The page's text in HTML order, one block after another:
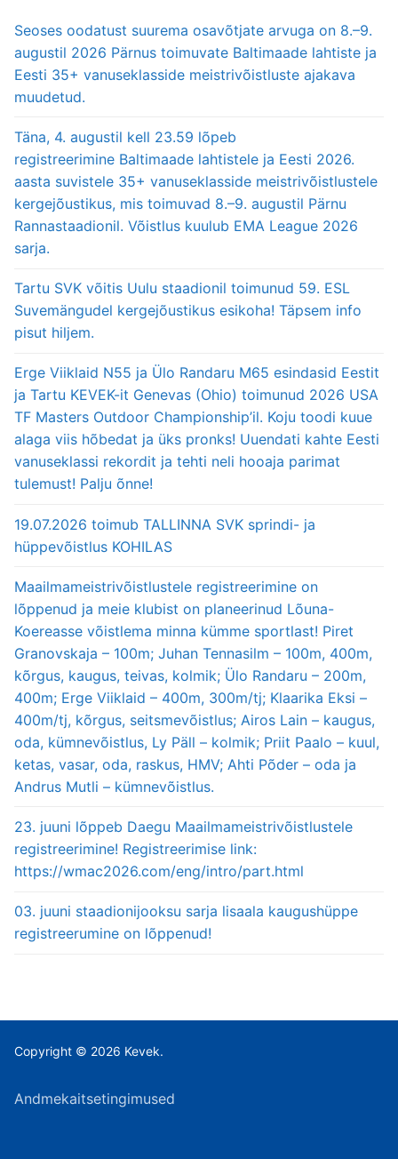
Seoses oodatust suurema osavõtjate arvuga on 8.–9.
augustil 2026 Pärnus toimuvate Baltimaade lahtiste ja
Eesti 35+ vanuseklasside meistrivõistluste ajakava
muudetud.
Täna, 4. augustil kell 23.59 lõpeb
registreerimine Baltimaade lahtistele ja Eesti 2026.
aasta suvistele 35+ vanuseklasside meistrivõistlustele
kergejõustikus, mis toimuvad 8.–9. augustil Pärnu
Rannastaadionil. Võistlus kuulub EMA League 2026
sarja.
Tartu SVK võitis Uulu staadionil toimunud 59. ESL
Suvemängudel kergejõustikus esikoha! Täpsem info
pisut hiljem.
Erge Viiklaid N55 ja Ülo Randaru M65 esindasid Eestit
ja Tartu KEVEK-it Genevas (Ohio) toimunud 2026 USA
TF Masters Outdoor Championship’il. Koju toodi kuue
alaga viis hõbedat ja üks pronks! Uuendati kahte Eesti
vanuseklassi rekordit ja tehti neli hooaja parimat
tulemust! Palju õnne!
19.07.2026 toimub TALLINNA SVK sprindi- ja
hüppevõistlus KOHILAS
Maailmameistrivõistlustele registreerimine on
lõppenud ja meie klubist on planeerinud Lõuna-
Koereasse võistlema minna kümme sportlast! Piret
Granovskaja – 100m; Juhan Tennasilm – 100m, 400m,
kõrgus, kaugus, teivas, kolmik; Ülo Randaru – 200m,
400m; Erge Viiklaid – 400m, 300m/tj; Klaarika Eksi –
400m/tj, kõrgus, seitsmevõistlus; Airos Lain – kaugus,
oda, kümnevõistlus, Ly Päll – kolmik; Priit Paalo – kuul,
ketas, vasar, oda, raskus, HMV; Ahti Põder – oda ja
Andrus Mutli – kümnevõistlus.
23. juuni lõppeb Daegu Maailmameistrivõistlustele
registreerimine! Registreerimise link:
https://wmac2026.com/eng/intro/part.html
03. juuni staadionijooksu sarja lisaala kaugushüppe
registreerumine on lõppenud!
Copyright © 2026 Kevek.
Andmekaitsetingimused